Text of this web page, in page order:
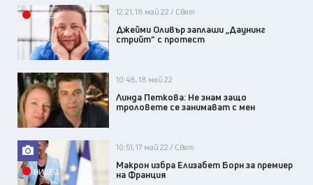
ВИДЕО 12:21, 18 май 22 / Свят
Джейми Оливър заплаши „Даунинг
стрийт“ с протест
10:48, 18 май 22
Линда Петкова: Не знам защо
троловете се занимават с мен
ВИДЕО
10:51, 17 май 22 / Свят
Макрон избра Елизабет Борн за премиер
на Франция